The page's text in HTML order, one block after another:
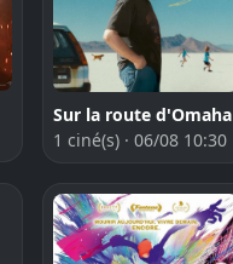
Sur la route d'Omaha
1 ciné(s) · 06/08 10:30